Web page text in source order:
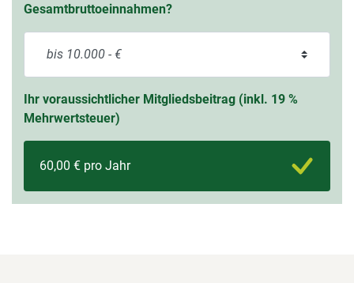
Gesamtbruttoeinnahmen?
Ihr voraussichtlicher Mitgliedsbeitrag (inkl. 19 %
Mehrwertsteuer)
60,00 € pro Jahr